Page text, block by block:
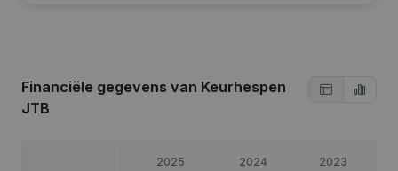
Financiële gegevens van Keurhespen
JTB
2025 2024 2023